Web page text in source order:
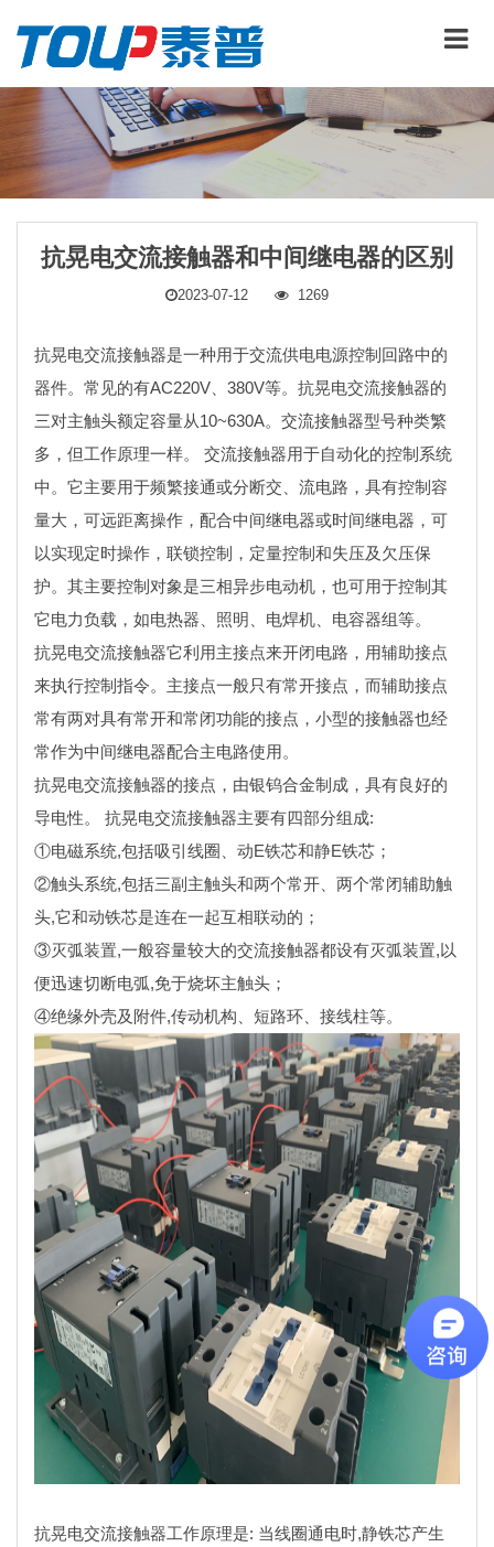
抗晃电交流接触器和中间继电器的区别
2023-07-12 1269
抗晃电交流接触器是一种用于交流供电电源控制回路中的
器件。常见的有AC220V、380V等。抗晃电交流接触器的
三对主触头额定容量从10~630A。交流接触器型号种类繁
多，但工作原理一样。 交流接触器用于自动化的控制系统
中。它主要用于频繁接通或分断交、流电路，具有控制容
量大，可远距离操作，配合中间继电器或时间继电器，可
以实现定时操作，联锁控制，定量控制和失压及欠压保
护。其主要控制对象是三相异步电动机，也可用于控制其
它电力负载，如电热器、照明、电焊机、电容器组等。
抗晃电交流接触器它利用主接点来开闭电路，用辅助接点
来执行控制指令。主接点一般只有常开接点，而辅助接点
常有两对具有常开和常闭功能的接点，小型的接触器也经
常作为中间继电器配合主电路使用。
抗晃电交流接触器的接点，由银钨合金制成，具有良好的
导电性。 抗晃电交流接触器主要有四部分组成:
①电磁系统,包括吸引线圈、动E铁芯和静E铁芯；
②触头系统,包括三副主触头和两个常开、两个常闭辅助触
头,它和动铁芯是连在一起互相联动的；
③灭弧装置,一般容量较大的交流接触器都设有灭弧装置,以
便迅速切断电弧,免于烧坏主触头；
④绝缘外壳及附件,传动机构、短路环、接线柱等。
抗晃电交流接触器工作原理是: 当线圈通电时,静铁芯产生